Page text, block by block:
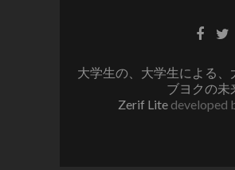
ン
ク
ク
大学生の、大学生による、
ブヨクの未
Zerif Lite developed